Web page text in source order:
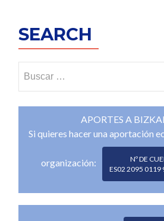
SEARCH
APORTES A
Si quieres hacer una aportación
organización:
Nº DE
ES02 2095